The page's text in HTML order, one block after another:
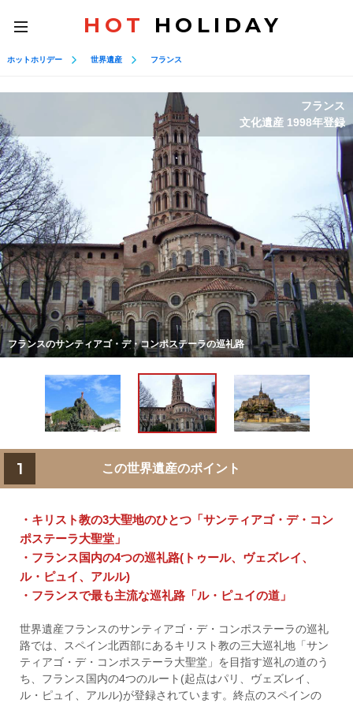
toggle
navigation
HOT HOLIDAY
ホットホリデー 世界遺産 フランス
フランスのサンティアゴ・デ・コンポステーラの巡礼路
フランス
文化遺産 1998年登録
1 この世界遺産のポイント
・キリスト教の3大聖地のひとつ「サンティアゴ・デ・コン
ポステーラ大聖堂」
・フランス国内の4つの巡礼路(トゥール、ヴェズレイ、
ル・ピュイ、アルル)
・フランスで最も主流な巡礼路「ル・ピュイの道」
世界遺産フランスのサンティアゴ・デ・コンポステーラの巡礼
路では、スペイン北西部にあるキリスト教の三大巡礼地「サン
ティアゴ・デ・コンポステーラ大聖堂」を目指す巡礼の道のう
ち、フランス国内の4つのルート(起点はパリ、ヴェズレイ、
ル・ピュイ、アルル)が登録されています。終点のスペインの